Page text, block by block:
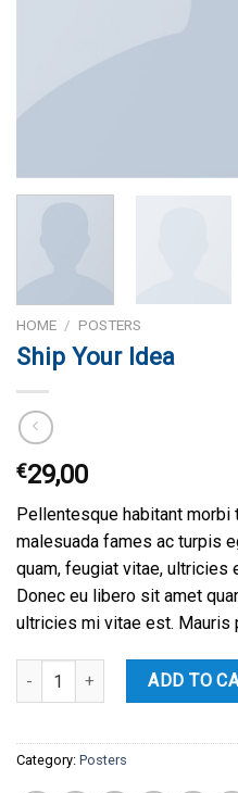
HOME / POSTERS
Ship Your Idea
€29,00
Pellentesque habitant
malesuada fames ac turpis
quam, feugiat vitae, ultricies
Donec eu libero sit amet
ultricies mi vitae est. Mauris
Ship Your Idea quantityADD TO
Category: Posters